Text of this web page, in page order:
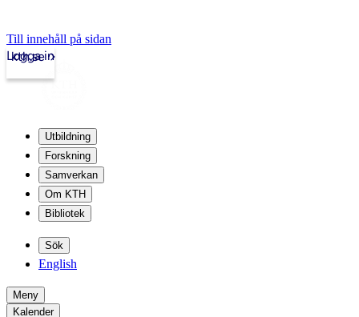
Till innehåll på sidan
kth.se
Logga in
Utbildning
Forskning
Samverkan
Om KTH
Bibliotek
Sök
English
Meny
Kalender